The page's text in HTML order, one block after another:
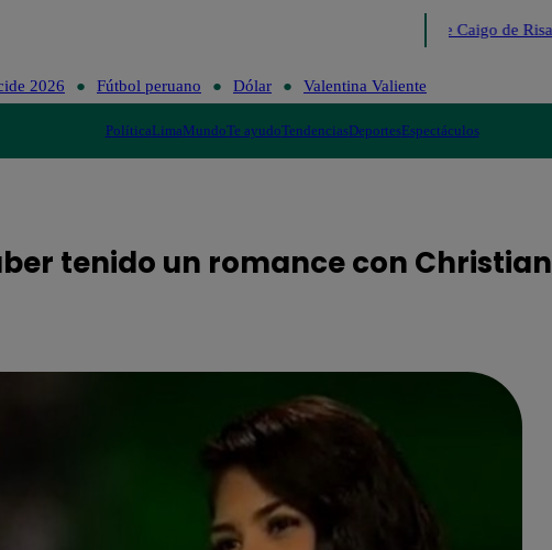
Me Caigo de Risa
2026 Fútbol peruano Dólar Valentina Valiente
PolíticaLimaMundoTe ayudoTendenciasDeportesEspectáculos
tenido un romance con Christian